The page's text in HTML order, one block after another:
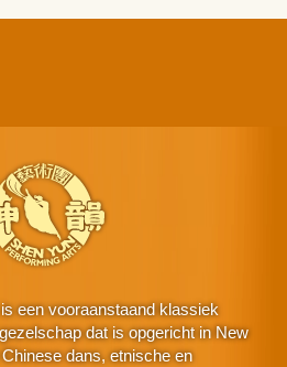
een vooraanstaand klassiek
dat is opgericht in New
dans, etnische en